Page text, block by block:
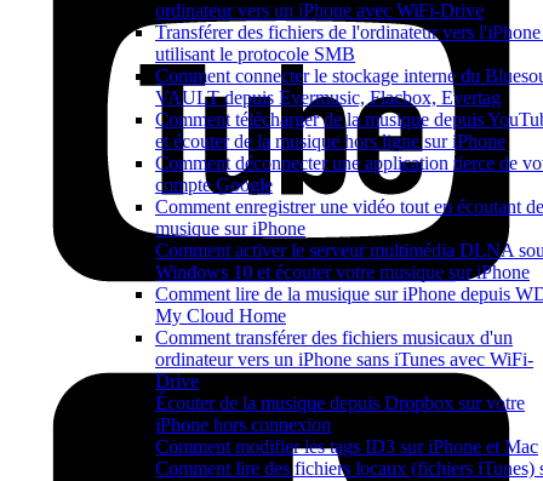
ordinateur vers un iPhone avec WiFi-Drive
Transférer des fichiers de l'ordinateur vers
utilisant le protocole SMB
Comment connecter le stockage interne du
VAULT depuis Evermusic, Flacbox, Evertag
Comment télécharger de la musique depuis
et écouter de la musique hors ligne sur iPhone
Comment déconnecter une application tierce de
compte Google
Comment enregistrer une vidéo tout en écoutant
musique sur iPhone
Comment activer le serveur multimédia DLNA
Windows 10 et écouter votre musique sur iPhone
Comment lire de la musique sur iPhone depuis
My Cloud Home
Comment transférer des fichiers musicaux d'un
ordinateur vers un iPhone sans iTunes avec WiFi-
Drive
Écouter de la musique depuis Dropbox sur votre
iPhone hors connexion
Comment modifier les tags ID3 sur iPhone et Mac
Comment lire des fichiers locaux (fichiers iTunes)